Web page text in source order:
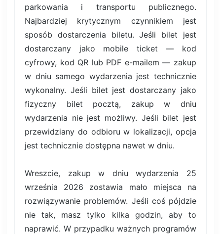
parkowania i transportu publicznego.
Najbardziej krytycznym czynnikiem jest
sposób dostarczenia biletu. Jeśli bilet jest
dostarczany jako mobile ticket — kod
cyfrowy, kod QR lub PDF e-mailem — zakup
w dniu samego wydarzenia jest technicznie
wykonalny. Jeśli bilet jest dostarczany jako
fizyczny bilet pocztą, zakup w dniu
wydarzenia nie jest możliwy. Jeśli bilet jest
przewidziany do odbioru w lokalizacji, opcja
jest technicznie dostępna nawet w dniu.
Wreszcie, zakup w dniu wydarzenia 25
września 2026 zostawia mało miejsca na
rozwiązywanie problemów. Jeśli coś pójdzie
nie tak, masz tylko kilka godzin, aby to
naprawić. W przypadku ważnych programów